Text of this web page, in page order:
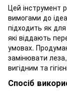
Цей інструмент
вимогами до
підходить як для
які віддають
умовах.
замінювати
вигідним та
Спосіб